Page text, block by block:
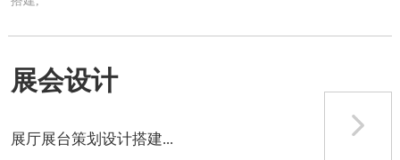
展会设计
展厅展台策划设计搭建...